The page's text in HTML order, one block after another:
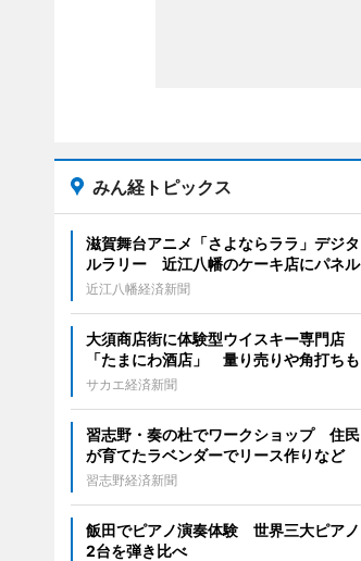
みん経トピックス
滋賀舞台アニメ「さよならララ」デジタ
ルラリー 近江八幡のケーキ店にパネル
近江八幡経済新聞
大須商店街に体験型ウイスキー専門店
「たまにわ酒店」 量り売りや角打ちも
サカエ経済新聞
習志野・奏の杜でワークショップ 住民
が育てたラベンダーでリース作りなど
習志野経済新聞
飯田でピアノ演奏体験 世界三大ピアノ
2台を弾き比べ